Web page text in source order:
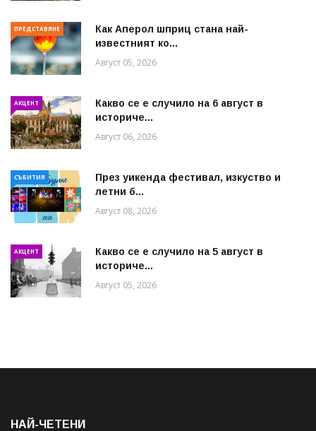
ПРЕДСТАВЯНЕ
Как Аперол шприц стана най-
известният ко...
Август 05, 2026
АКЦЕНТ
Какво се е случило на 6 август в
историче...
Август 06, 2026
СЪБИТИЯ
През уикенда фестивал, изкуство и
летни б...
Август 08, 2026
АКЦЕНТ
Какво се е случило на 5 август в
историче...
Август 05, 2026
НАЙ-ЧЕТЕНИ